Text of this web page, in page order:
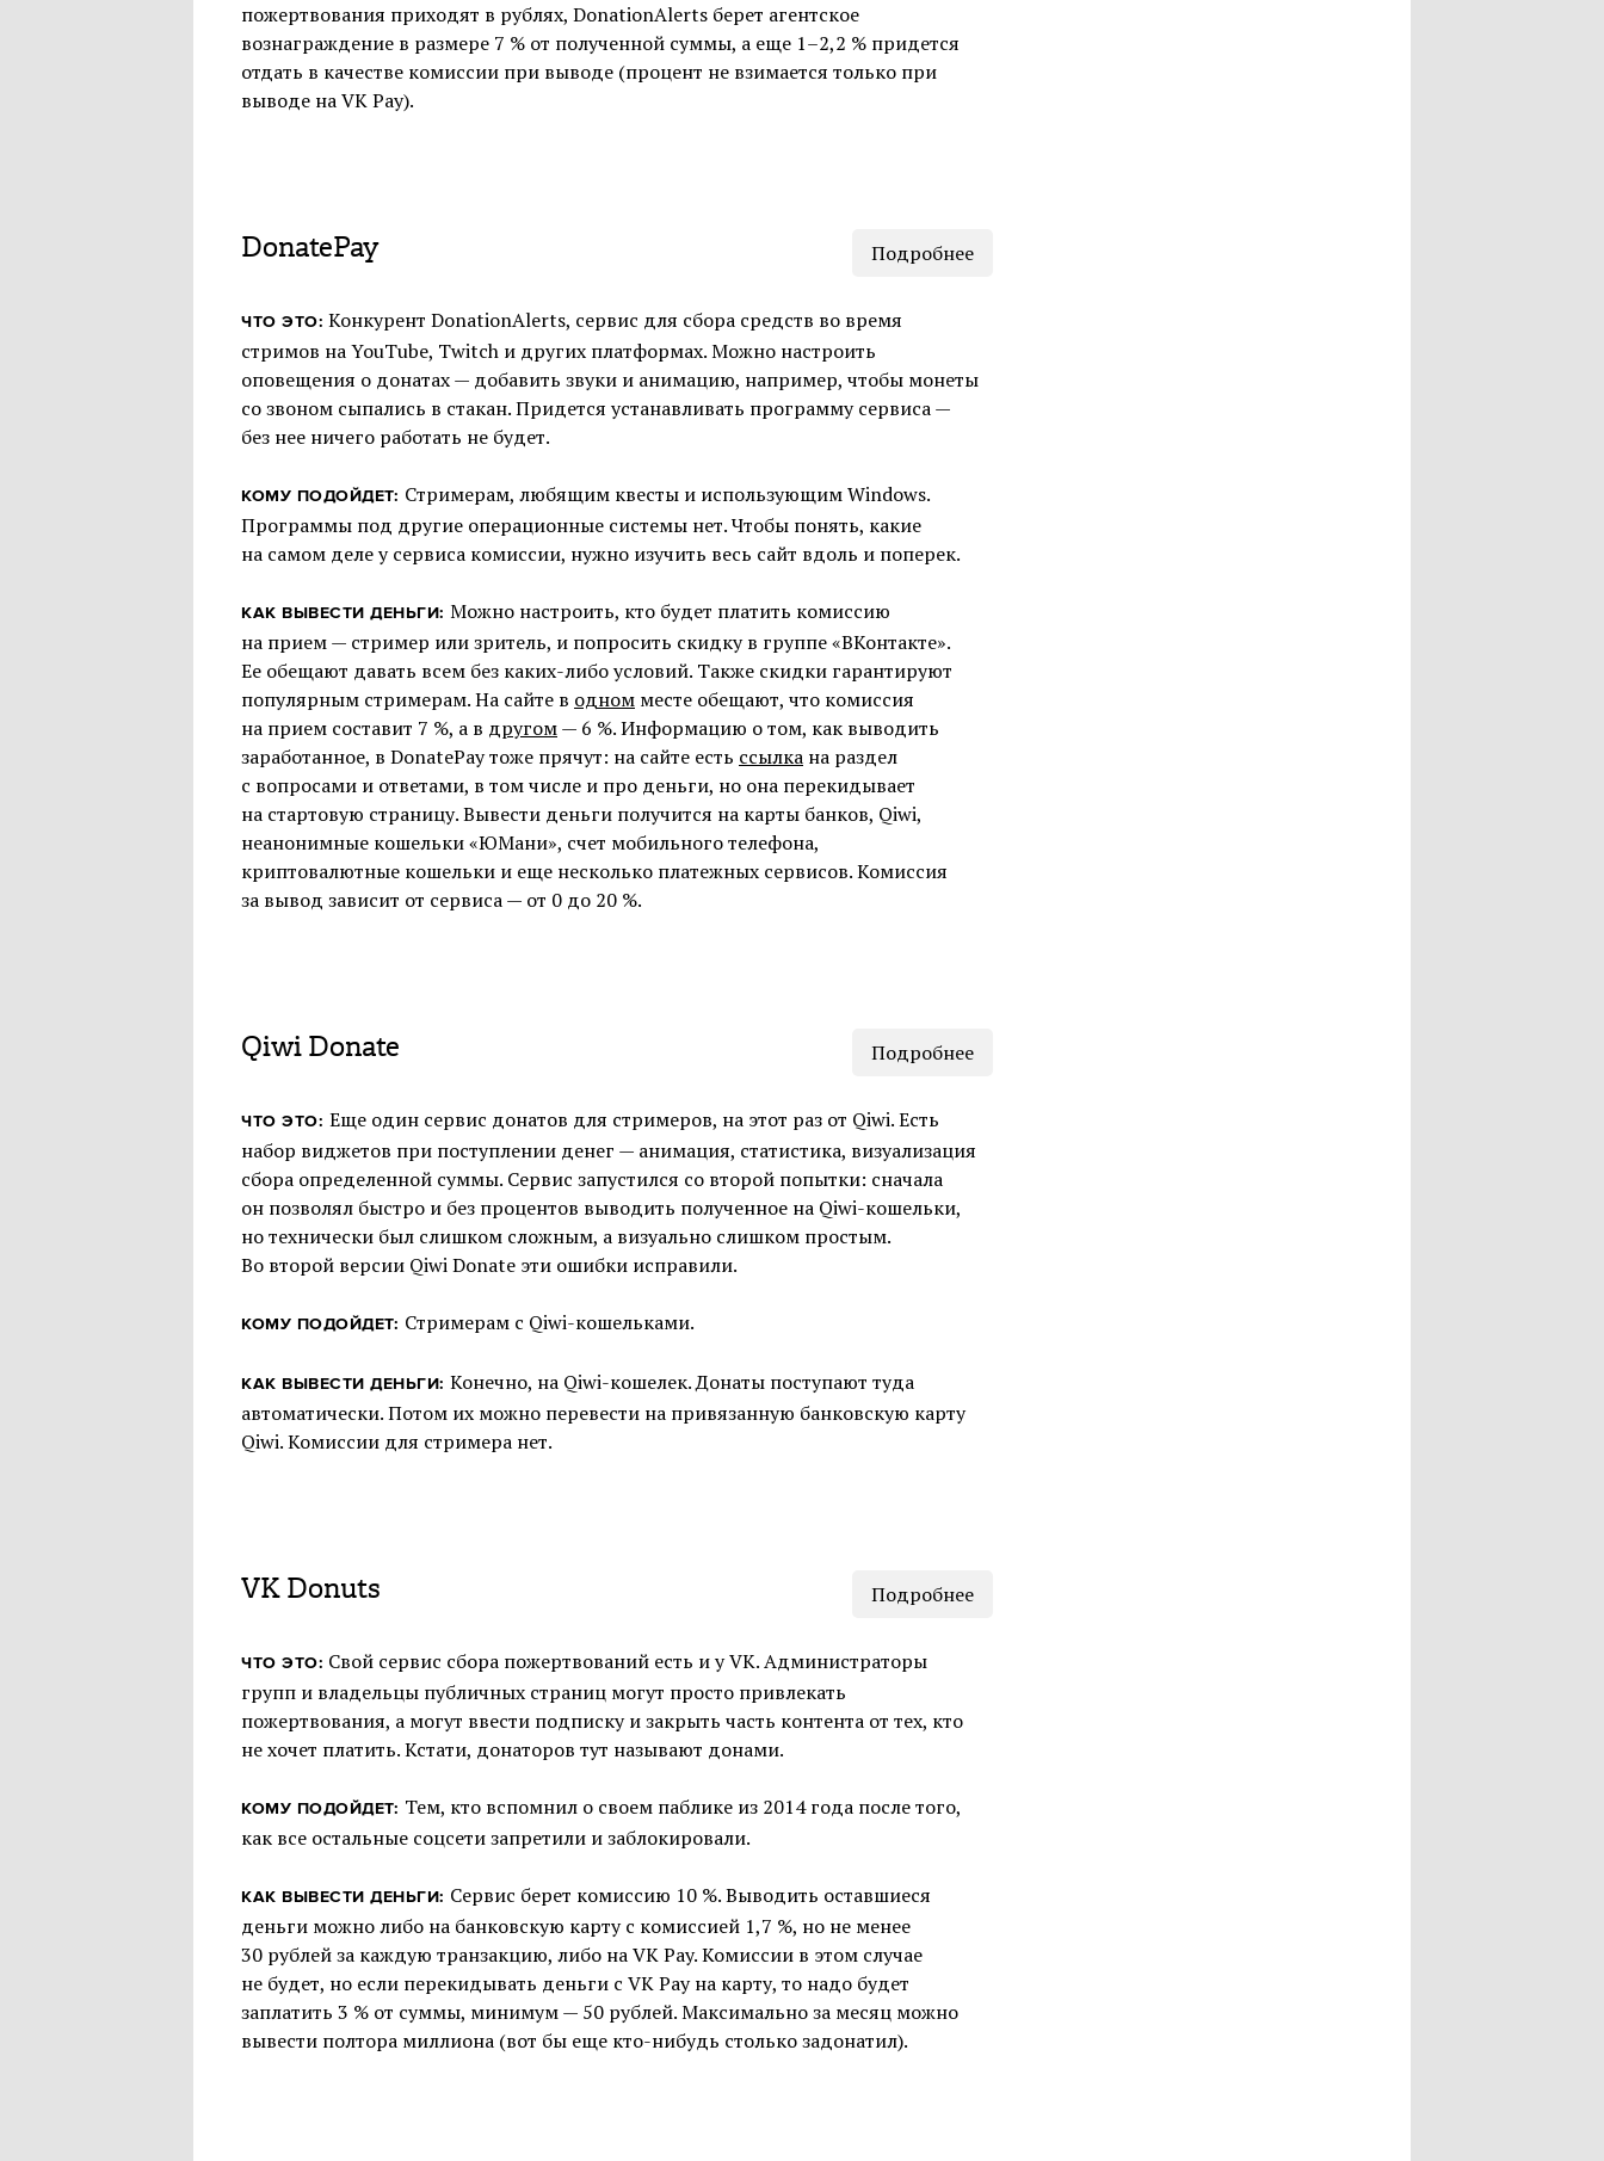
пожертвования приходят в рублях, DonationAlerts берет агентское
вознаграждение в размере 7 % от полученной суммы, а еще 1–2,2 % придется
отдать в качестве комиссии при выводе (процент не взимается только при
выводе на VK Pay).
DonatePay Подробнее
ЧТО ЭТО: Конкурент DonationAlerts, сервис для сбора средств во время
стримов на YouTube, Twitch и других платформах. Можно настроить
оповещения о донатах — добавить звуки и анимацию, например, чтобы монеты
со звоном сыпались в стакан. Придется устанавливать программу сервиса —
без нее ничего работать не будет.
КОМУ ПОДОЙДЕТ: Стримерам, любящим квесты и использующим Windows.
Программы под другие операционные системы нет. Чтобы понять, какие
на самом деле у сервиса комиссии, нужно изучить весь сайт вдоль и поперек.
КАК ВЫВЕСТИ ДЕНЬГИ: Можно настроить, кто будет платить комиссию
на прием — стример или зритель, и попросить скидку в группе «ВКонтакте».
Ее обещают давать всем без каких-либо условий. Также скидки гарантируют
популярным стримерам. На сайте в одном месте обещают, что комиссия
на прием составит 7 %, а в другом— 6 %. Информацию о том, как выводить
заработанное, в DonatePay тоже прячут: на сайте есть ссылка на раздел
с вопросами и ответами, в том числе и про деньги, но она перекидывает
на стартовую страницу. Вывести деньги получится на карты банков, Qiwi,
неанонимные кошельки «ЮМани», счет мобильного телефона,
криптовалютные кошельки и еще несколько платежных сервисов. Комиссия
за вывод зависит от сервиса — от 0 до 20 %.
Qiwi Donate Подробнее
ЧТО ЭТО: Еще один сервис донатов для стримеров, на этот раз от Qiwi. Есть
набор виджетов при поступлении денег — анимация, статистика, визуализация
сбора определенной суммы. Сервис запустился со второй попытки: сначала
он позволял быстро и без процентов выводить полученное на Qiwi-кошельки,
но технически был слишком сложным, а визуально слишком простым.
Во второй версии Qiwi Donate эти ошибки исправили.
КОМУ ПОДОЙДЕТ: Стримерам с Qiwi-кошельками.
КАК ВЫВЕСТИ ДЕНЬГИ: Конечно, на Qiwi-кошелек. Донаты поступают туда
автоматически. Потом их можно перевести на привязанную банковскую карту
Qiwi. Комиссии для стримера нет.
VK Donuts Подробнее
ЧТО ЭТО: Свой сервис сбора пожертвований есть и у VK. Администраторы
групп и владельцы публичных страниц могут просто привлекать
пожертвования, а могут ввести подписку и закрыть часть контента от тех, кто
не хочет платить. Кстати, донаторов тут называют донами.
КОМУ ПОДОЙДЕТ: Тем, кто вспомнил о своем паблике из 2014 года после того,
как все остальные соцсети запретили и заблокировали.
КАК ВЫВЕСТИ ДЕНЬГИ: Сервис берет комиссию 10 %. Выводить оставшиеся
деньги можно либо на банковскую карту с комиссией 1,7 %, но не менее
30 рублей за каждую транзакцию, либо на VK Pay. Комиссии в этом случае
не будет, но если перекидывать деньги с VK Pay на карту, то надо будет
заплатить 3 % от суммы, минимум — 50 рублей. Максимально за месяц можно
вывести полтора миллиона (вот бы еще кто-нибудь столько задонатил).